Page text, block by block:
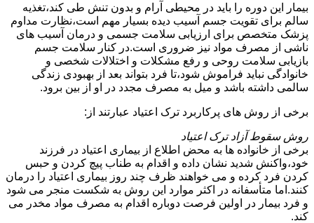
بیمار این دوره را باید در محیطی آرام و بدون تنش طی کند،تغذیه
سالم برای تقویت جسم آسیب دیده بسیار مهم است،نظارت مداوم
پزشک متخصص برای ارزیابی سلامت جسمی و درمان آسیب های
ناشی از مصرف مواد نیز ضروری است.در کنار سلامت جسم
بازیابی سلامت روحی و رفع مشکلات و اختلالات شخصی و
خانوادگی نباید فراموش شود،تا فرد بتواند بعد از بهبودی زندگی
سالمی داشته باشد و میل به مصرف مجدد در او از بین برود.
برخی از روش های پرکاربرد ترک اعتیاد عبارتند از:
روش سقوط آزاد ترک اعتیاد
برخی از خانواده ها به محض اطلاع از بیماری اعتیاد در فرزند
خود،واکنش شدید نشان داده و اقدام به طناب پیچ کردن و حبس
کردن فرد کرده و می خواهند ظرف چند روز بیماری اعتیاد را درمان
کنند.اما متأسفانه در اکثر موارد این روش به شکست منجر می شود
و فرد بیمار در اولین فرصت دوباره اقدام به مصرف مواد مخدر می
کند.